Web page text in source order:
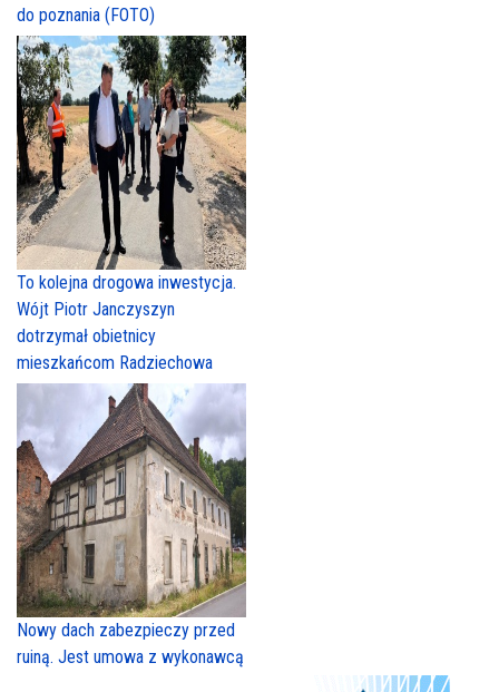
do poznania (FOTO)
To kolejna drogowa inwestycja.
Wójt Piotr Janczyszyn
dotrzymał obietnicy
mieszkańcom Radziechowa
Nowy dach zabezpieczy przed
ruiną. Jest umowa z wykonawcą